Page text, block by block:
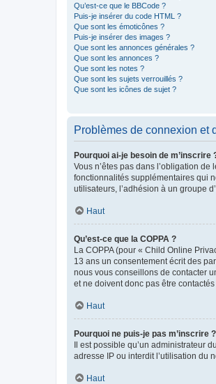
Qu’est-ce que le BBCode ?
Puis-je insérer du code HTML ?
Que sont les émoticônes ?
Puis-je insérer des images ?
Que sont les annonces générales ?
Que sont les annonces ?
Que sont les notes ?
Que sont les sujets verrouillés ?
Que sont les icônes de sujet ?
Problèmes de connexion et
Pourquoi ai-je besoin de m’inscrire
Vous n’êtes pas dans l’obligation
fonctionnalités supplémentaires qui
utilisateurs, l’adhésion à un groupe
Haut
Qu’est-ce que la COPPA ?
La COPPA (pour « Child Online
13 ans un consentement écrit des
nous vous conseillons de contacter
et ne doivent donc pas être
Haut
Pourquoi ne puis-je pas m’inscrire ?
Il est possible qu’un administrateur
adresse IP ou interdit l’utilisation du
Haut